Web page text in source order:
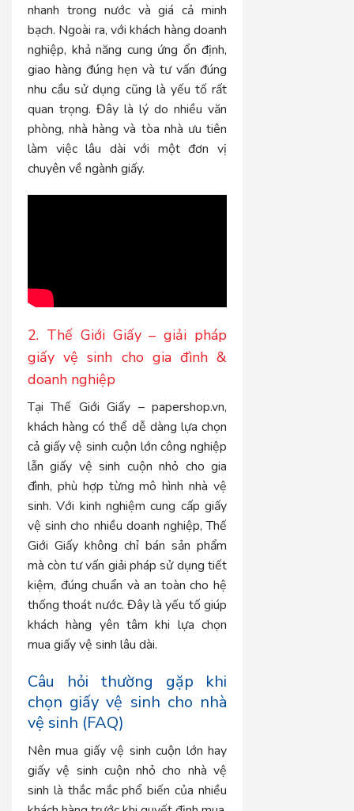
nhanh trong nước và giá cả minh
bạch. Ngoài ra, với khách hàng doanh
nghiệp, khả năng cung ứng ổn định,
giao hàng đúng hẹn và tư vấn đúng
nhu cầu sử dụng cũng là yếu tố rất
quan trọng. Đây là lý do nhiều văn
phòng, nhà hàng và tòa nhà ưu tiên
làm việc lâu dài với một đơn vị
chuyên về ngành giấy.
2. Thế Giới Giấy – giải pháp
giấy vệ sinh cho gia đình &
doanh nghiệp
Tại Thế Giới Giấy – papershop.vn,
khách hàng có thể dễ dàng lựa chọn
cả giấy vệ sinh cuộn lớn công nghiệp
lẫn giấy vệ sinh cuộn nhỏ cho gia
đình, phù hợp từng mô hình nhà vệ
sinh. Với kinh nghiệm cung cấp giấy
vệ sinh cho nhiều doanh nghiệp, Thế
Giới Giấy không chỉ bán sản phẩm
mà còn tư vấn giải pháp sử dụng tiết
kiệm, đúng chuẩn và an toàn cho hệ
thống thoát nước. Đây là yếu tố giúp
khách hàng yên tâm khi lựa chọn
mua giấy vệ sinh lâu dài.
Câu hỏi thường gặp khi
chọn giấy vệ sinh cho nhà
vệ sinh (FAQ)
Nên mua giấy vệ sinh cuộn lớn hay
giấy vệ sinh cuộn nhỏ cho nhà vệ
sinh là thắc mắc phổ biến của nhiều